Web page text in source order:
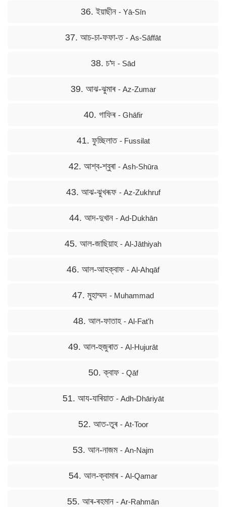
36. ইয়াছীন - Yā-Sīn
37. আচ-চা-ফফা-ত - As-Sāffāt
38. চ'দ - Sād
39. আঝ-ঝুমাৰ - Az-Zumar
40. গাফিৰ - Ghāfir
41. ফুচ্ছিলাত - Fussilat
42. আশ্ব-শ্বুৰা - Ash-Shūra
43. আঝ-ঝুখৰূফ - Az-Zukhruf
44. আদ-দুখান - Ad-Dukhān
45. আল-জাছিয়াহ - Al-Jāthiyah
46. আল-আহক্বাফ - Al-Ahqāf
47. মুহাম্মদ - Muhammad
48. আল-ফাতাহ - Al-Fat'h
49. আল-হুজুৰাত - Al-Hujurāt
50. ক্বাফ - Qāf
51. আয-যাৰিয়াত - Adh-Dhāriyāt
52. আত-তুৰ - At-Toor
53. আন-নাজম - An-Najm
54. আল-ক্বামাৰ - Al-Qamar
55. আৰ-ৰহমান - Ar-Rahmān